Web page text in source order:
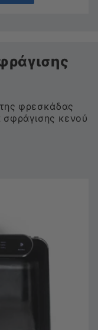
φρεσκάδας
κενού